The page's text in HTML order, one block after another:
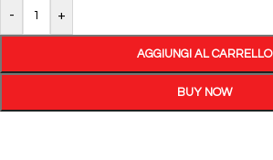
- +
AGGIUNGI AL CARRELLO
BUY NOW